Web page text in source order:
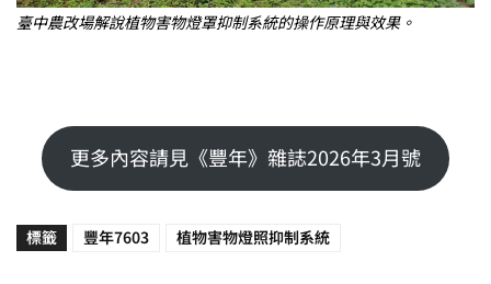
臺中農改場解說植物害物燈罩抑制系統的操作原理與效果。
更多內容請見《豐年》雜誌2026年3月號
標籤 豐年7603 植物害物燈照抑制系統